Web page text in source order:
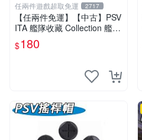
任兩件遊戲超取免運 2717
【任兩件免運】【中古】PSV
ITA 艦隊收藏 Collection 艦隊
收藏 改 純日版
$180